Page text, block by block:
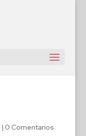
| 0 Comentarios